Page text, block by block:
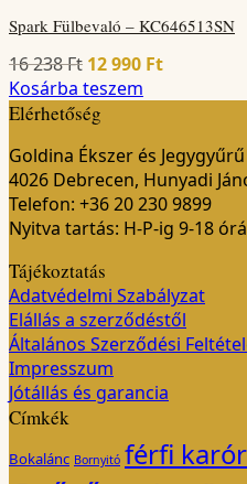
Spark Fülbevaló – KC646513SN
16 238Ft Original
price
was:
238 Ft.
12 990 FtCurrent
990 Ft.
Kosárba teszem
Elérhetőség
Goldina Ékszer és
4026 Debrecen, Hunyadi
Telefon: +36 20 230 9899
Nyitva tartás: H-P-ig 9-18
Tájékoztatás
Adatvédelmi Szabályzat
Elállás a szerződéstől
Általános Szerződési
Impresszum
Jótállás és garancia
Címkék
Bokalánc Bornyitó férfi